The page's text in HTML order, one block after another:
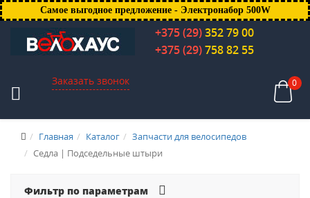
Самое выгодное предложение - Электронабор 500W
+375 (29)352 79 00
+375 (29)758 82 55
Заказать звонок 0
Главная Каталог
Запчасти для велосипедов
Седла | Подседельные штыри
Фильтр по параметрам